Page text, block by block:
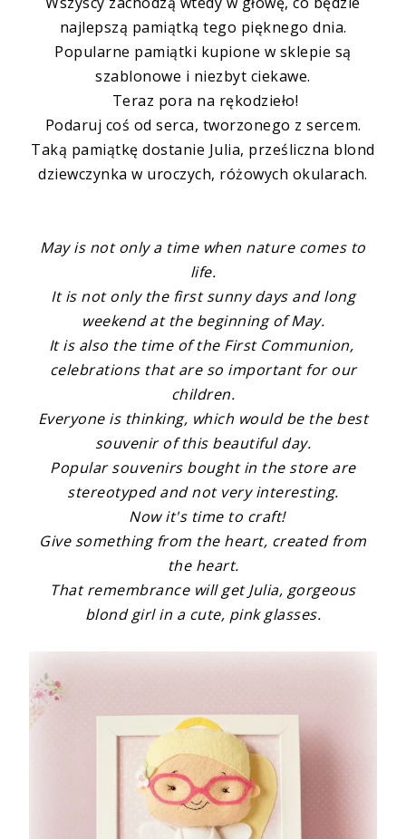
najlepszą pamiątką tego pięknego dnia.
Popularne pamiątki kupione w sklepie są
szablonowe i niezbyt ciekawe.
Teraz pora na rękodzieło!
Podaruj coś od serca, tworzonego z sercem.
Taką pamiątkę dostanie Julia, prześliczna blond
dziewczynka w uroczych, różowych okularach.
May is not only a time when nature comes to
life.
It is notonly the first sunny daysand long
weekend at the beginning of May.
Itis also the time of the First Communion,
celebrationsthat are so importantfor our
children.
Everyone is thinking, which would be the best
souvenir of this beautifulday.
Popular souvenirs bought in the store are
stereotyped and not veryinteresting.
Now it's time to craft!
Give something from the heart, created from
the heart.
That remembrance will get Julia, gorgeous
blond girl in a cute, pink glasses.